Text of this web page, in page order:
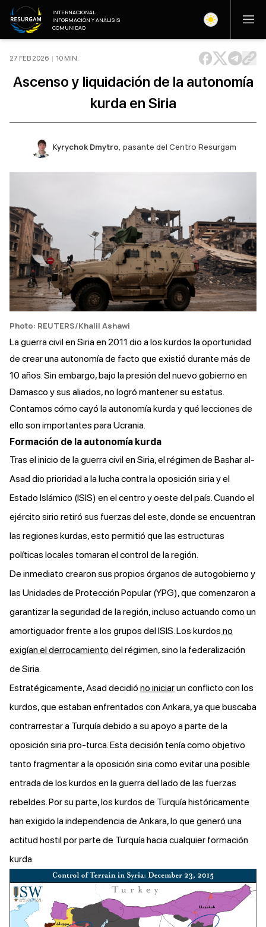
INTERNACIONAL
INFORMACIÓN Y ANÁLISIS
COMUNIDAD
27 FEB 2026 | 10 MIN.
Ascenso y liquidación de la autonomía
kurda en Siria
Kyrychok Dmytro, pasante del Centro Resurgam
Photo: REUTERS/Khalil Ashawi
La guerra civil en Siria en 2011 dio a los kurdos la oportunidad
de crear una autonomía de facto que existió durante más de
10 años. Sin embargo, bajo la presión del nuevo gobierno en
Damasco y sus aliados, no logró mantener su estatus.
Contamos cómo cayó la autonomía kurda y qué lecciones de
ello son importantes para Ucrania.
Formación de la autonomía kurda
Tras el inicio de la guerra civil en Siria, el régimen de Bashar al-
Asad dio prioridad a la lucha contra la oposición siria y el
Estado Islámico (ISIS) en el centro y oeste del país. Cuando el
ejército sirio retiró sus fuerzas del este, donde se encuentran
las regiones kurdas, esto permitió que las estructuras
políticas locales tomaran el control de la región.
De inmediato crearon sus propios órganos de autogobierno y
las Unidades de Protección Popular (YPG), que comenzaron a
garantizar la seguridad de la región, incluso actuando como un
amortiguador frente a los grupos del ISIS. Los kurdos no
exigían el derrocamiento del régimen, sino la federalización
de Siria.
Estratégicamente, Asad decidió no iniciarun conflicto con los
kurdos, que estaban enfrentados con Ankara, ya que buscaba
contrarrestar a Turquía debido a su apoyo a parte de la
oposición siria pro-turca. Esta decisión tenía como objetivo
tanto fragmentar a la oposición siria como evitar una posible
entrada de los kurdos en la guerra del lado de las fuerzas
rebeldes. Por su parte, los kurdos de Turquía históricamente
han exigido la independencia de Ankara, lo que generó una
actitud hostil por parte de Turquía hacia cualquier formación
kurda.